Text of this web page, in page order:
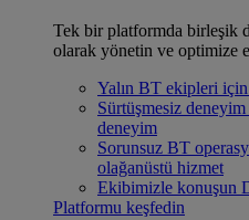
Tek bir platformda birleşik
olarak yönetin ve optimize
Yalın BT ekipleri için
Sürtüşmesiz deneyim
deneyim
Sorunsuz BT
olağanüstü hizmet
Ekibimizle konuşun
Platformu keşfedin